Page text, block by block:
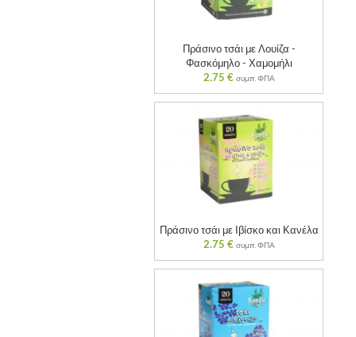
Πράσινο τσάι με Λουίζα -
Φασκόμηλο - Χαμομήλι
2.75 € συμπ. ΦΠΑ
Πράσινο τσάι με Ιβίσκο και Κανέλα
2.75 € συμπ. ΦΠΑ